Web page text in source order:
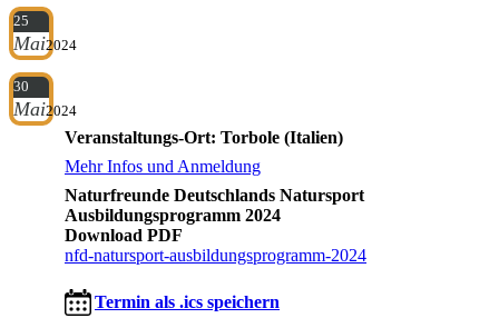
25
Mai2024
30
Mai2024
Veranstaltungs-Ort: Torbole (Italien)
Mehr Infos und Anmeldung
Naturfreunde Deutschlands Natursport
Ausbildungsprogramm 2024
Download PDF
nfd-natursport-ausbildungsprogramm-2024
Termin als .ics speichern